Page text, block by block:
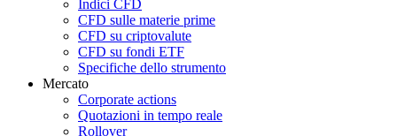
Indici CFD
CFD sulle materie prime
CFD su criptovalute
CFD su fondi ETF
Specifiche dello strumento
Mercato
Corporate actions
Quotazioni in tempo reale
Rollover